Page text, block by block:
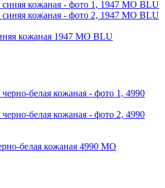
кожаная 1947 MO BLU
белая кожаная 4990 MO